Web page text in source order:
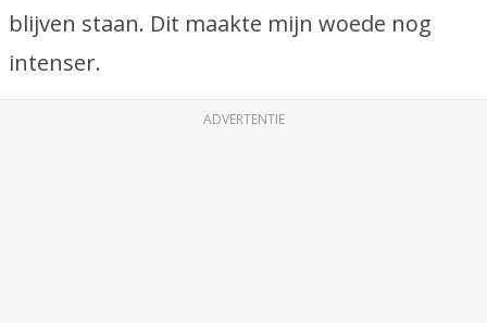
blijven staan. Dit maakte mijn woede nog
intenser.
ADVERTENTIE